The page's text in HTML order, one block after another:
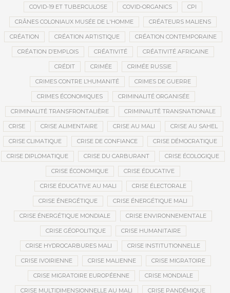
COVID-19 ET TUBERCULOSE COVID-ORGANICS CPI
CRÂNES COLONIAUX MUSÉE DE L'HOMME CRÉATEURS MALIENS
CRÉATION CRÉATION ARTISTIQUE CRÉATION CONTEMPORAINE
CRÉATION D’EMPLOIS CRÉATIVITÉ CRÉATIVITÉ AFRICAINE
CRÉDIT CRIMÉE CRIMÉE RUSSIE
CRIMES CONTRE L’HUMANITÉ CRIMES DE GUERRE
CRIMES ÉCONOMIQUES CRIMINALITÉ ORGANISÉE
CRIMINALITÉ TRANSFRONTALIÈRE CRIMINALITÉ TRANSNATIONALE
CRISE CRISE ALIMENTAIRE CRISE AU MALI CRISE AU SAHEL
CRISE CLIMATIQUE CRISE DE CONFIANCE CRISE DÉMOCRATIQUE
CRISE DIPLOMATIQUE CRISE DU CARBURANT CRISE ÉCOLOGIQUE
CRISE ÉCONOMIQUE CRISE ÉDUCATIVE
CRISE ÉDUCATIVE AU MALI CRISE ÉLECTORALE
CRISE ÉNERGÉTIQUE CRISE ÉNERGÉTIQUE MALI
CRISE ÉNERGÉTIQUE MONDIALE CRISE ENVIRONNEMENTALE
CRISE GÉOPOLITIQUE CRISE HUMANITAIRE
CRISE HYDROCARBURES MALI CRISE INSTITUTIONNELLE
CRISE IVOIRIENNE CRISE MALIENNE CRISE MIGRATOIRE
CRISE MIGRATOIRE EUROPÉENNE CRISE MONDIALE
CRISE MULTIDIMENSIONNELLE AU MALI CRISE PANDÉMIQUE